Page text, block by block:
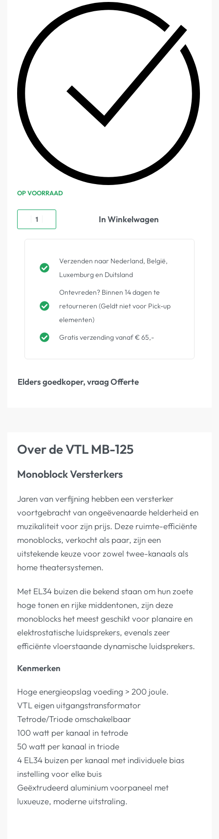
OP VOORRAAD
In Winkelwagen
Verzenden naar Nederland, België,
Luxemburg en Duitsland
Ontevreden? Binnen 14 dagen te
retourneren (Geldt niet voor Pick-up
elementen)
Gratis verzending vanaf € 65,-
Elders goedkoper, vraag Offerte
Over de VTL MB-125
Monoblock Versterkers
Jaren van verfijning hebben een versterker
voortgebracht van ongeëvenaarde helderheid en
muzikaliteit voor zijn prijs. Deze ruimte-efficiënte
monoblocks, verkocht als paar, zijn een
uitstekende keuze voor zowel twee-kanaals als
home theatersystemen.
Met EL34 buizen die bekend staan om hun zoete
hoge tonen en rijke middentonen, zijn deze
monoblocks het meest geschikt voor planaire en
elektrostatische luidsprekers, evenals zeer
efficiënte vloerstaande dynamische luidsprekers.
Kenmerken
Hoge energieopslag voeding > 200 joule.
VTL eigen uitgangstransformator
Tetrode/Triode omschakelbaar
100 watt per kanaal in tetrode
50 watt per kanaal in triode
4 EL34 buizen per kanaal met individuele bias
instelling voor elke buis
Geëxtrudeerd aluminium voorpaneel met
luxueuze, moderne uitstraling.